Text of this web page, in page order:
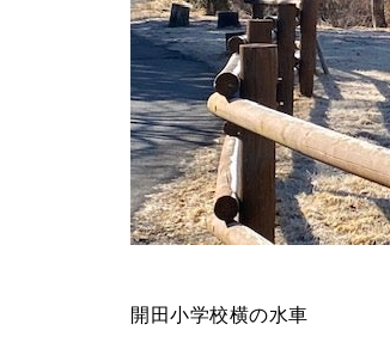
開田小学校横の水車